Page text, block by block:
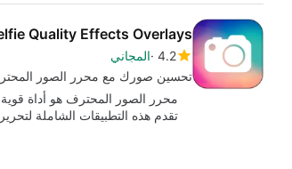
Quality Effects Overlays
4.2 المجاني
تحسين صورك مع محرر الصور
محرر الصور المحترف هو أداة
تقدم هذه التطبيقات الشاملة